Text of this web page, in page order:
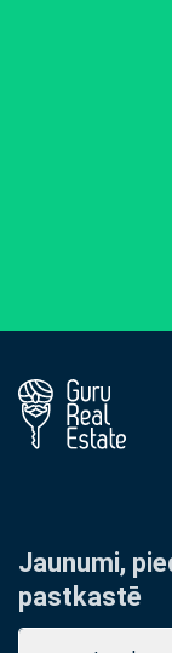
Jaunumi,
pastkastē